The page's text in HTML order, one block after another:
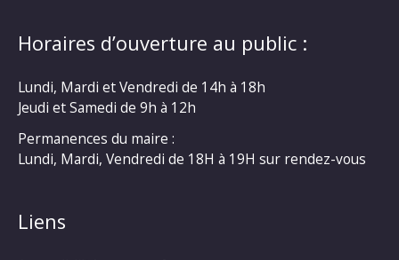
Horaires d’ouverture au public :
Lundi, Mardi et Vendredi de 14h à 18h
Jeudi et Samedi de 9h à 12h
Permanences du maire :
Lundi, Mardi, Vendredi de 18H à 19H sur rendez-vous
Liens